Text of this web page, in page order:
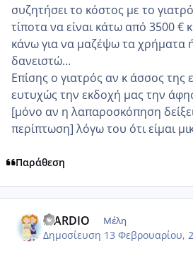
συζητήσει το κόστος με το
τίποτα να είναι κάτω από 3500 €
κάνω για να μαζέψω τα χρήματα
δανειστώ...
Επίσης ο γιατρός αν κ άσσος της
ευτυχώς την εκδοχή μας την
[μόνο αν η λαπαροσκόπηση
περίπτωση] λόγω του ότι είμαι
Παράθεση
MARDIO Μέλη
Δημοσίευση 13 Φεβρουαρίου,